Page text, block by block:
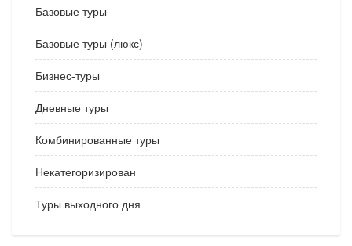
Базовые туры
Базовые туры (люкс)
Бизнес-туры
Дневные туры
Комбинированные туры
Некатегоризирован
Туры выходного дня